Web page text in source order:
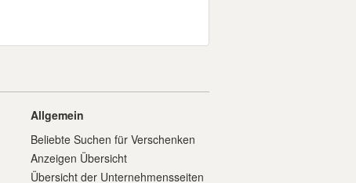
Allgemein
Beliebte Suchen für Verschenken
Anzeigen Übersicht
Übersicht der Unternehmensseiten